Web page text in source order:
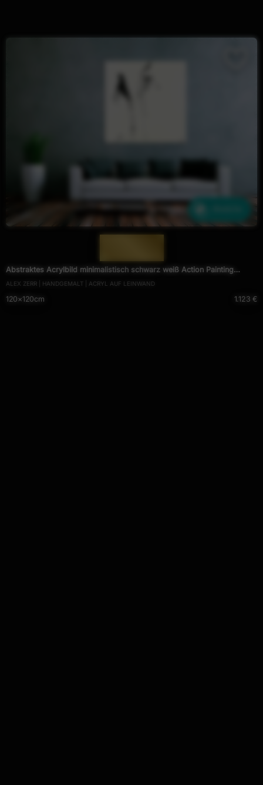
Abstraktes Acrylbild minimalistisch schwarz weiß Action Painting
Modern Art zeitgenössisch
ALEX ZERR | HANDGEMALT | ACRYL AUF LEINWAND
120×120cm 1.123 €